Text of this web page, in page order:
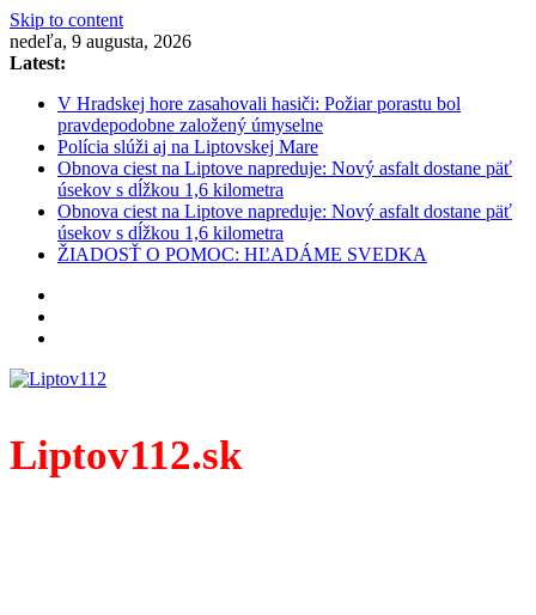
Skip to content
nedeľa, 9 augusta, 2026
Latest:
V Hradskej hore zasahovali hasiči: Požiar porastu bol
pravdepodobne založený úmyselne
Polícia slúži aj na Liptovskej Mare
Obnova ciest na Liptove napreduje: Nový asfalt dostane päť
úsekov s dĺžkou 1,6 kilometra
Obnova ciest na Liptove napreduje: Nový asfalt dostane päť
úsekov s dĺžkou 1,6 kilometra
ŽIADOSŤ O POMOC: HĽADÁME SVEDKA
Liptov112.sk